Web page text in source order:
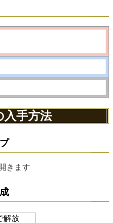
入手方法
きます
解放